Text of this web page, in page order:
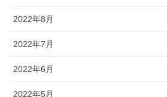
2022年8月
2022年7月
2022年6月
2022年5月